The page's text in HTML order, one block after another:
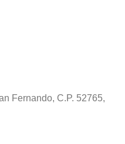
Fernando, C.P. 52765,